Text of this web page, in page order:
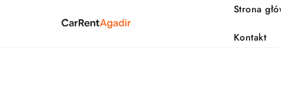
Strona
Kontakt